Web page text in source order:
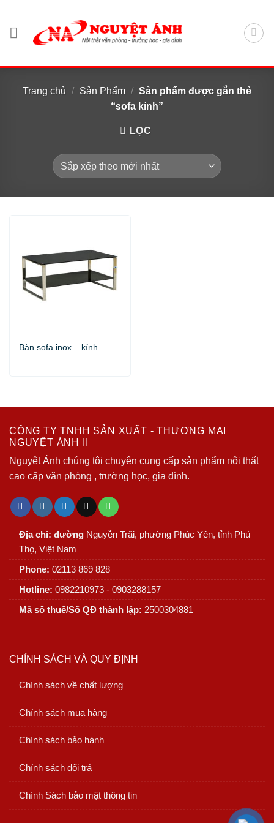
nội
Trang chủ / Sản Phẩm / Sản phẩm được gắn thẻ
“sofa kính”
LỌC
Bàn sofa inox – kính
CÔNG TY TNHH SẢN XUẤT - THƯƠNG MẠI
NGUYỆT ÁNH II
Nguyệt Ánh chúng tôi chuyên cung cấp sản phẩm nội thất
cao cấp văn phòng , trường học, gia đình.
Địa chỉ: đường Nguyễn Trãi, phường Phúc Yên, tỉnh Phú
Thọ, Việt Nam
Phone: 02113 869 828
Hotline: 0982210973 - 0903288157
Mã số thuế/Số QĐ thành lập: 2500304881
CHÍNH SÁCH VÀ QUY ĐỊNH
Chính sách về chất lượng
Chính sách mua hàng
Chính sách bảo hành
Chính sách đổi trả
Chính Sách bảo mật thông tin